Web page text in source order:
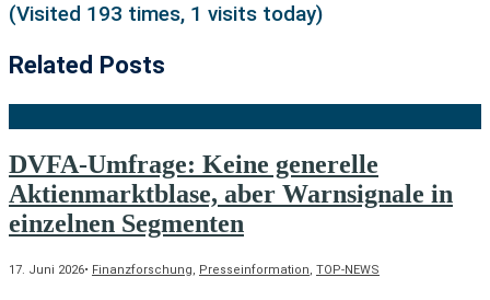
(Visited 193 times, 1 visits today)
Related Posts
DVFA-Umfrage: Keine generelle
Aktienmarktblase, aber Warnsignale in
einzelnen Segmenten
17. Juni 2026• Finanzforschung, Presseinformation, TOP-NEWS